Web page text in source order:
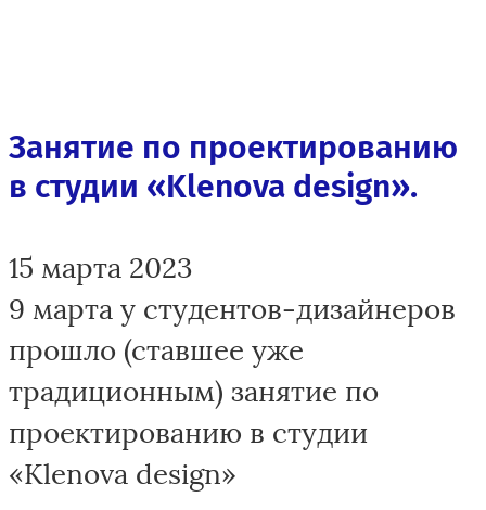
Занятие по проектированию
в студии «Klenova design».
15 марта 2023
9 марта у студентов-дизайнеров
прошло (ставшее уже
традиционным) занятие по
проектированию в студии
«Klenova design»